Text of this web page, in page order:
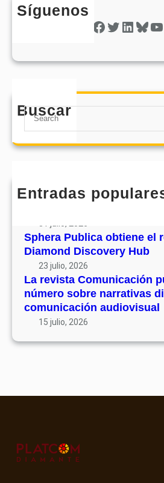
Síguenos
Facebook Twitter LinkedIn Bluesky YouTube
Buscar
S
a
h
Entradas
MHJournal publica el
Sphera Publica obtiene el
Diamond Discovery Hub
23 julio, 2026
La revista Comunicación
número sobre narrativas
comunicación audiovisual
15 julio, 2026